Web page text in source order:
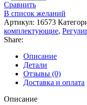
Сравнить
В список желаний
Артикул: 16573
комплектующие,
Share:
Описание
Детали
Отзывы (0)
Доставка и оплата
Описание